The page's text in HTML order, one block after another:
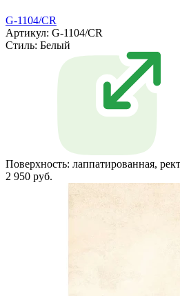
G-1104/CR
Артикул: G-1104/CR
Стиль: Белый
Поверхность: лаппатированная,
2 950 руб.